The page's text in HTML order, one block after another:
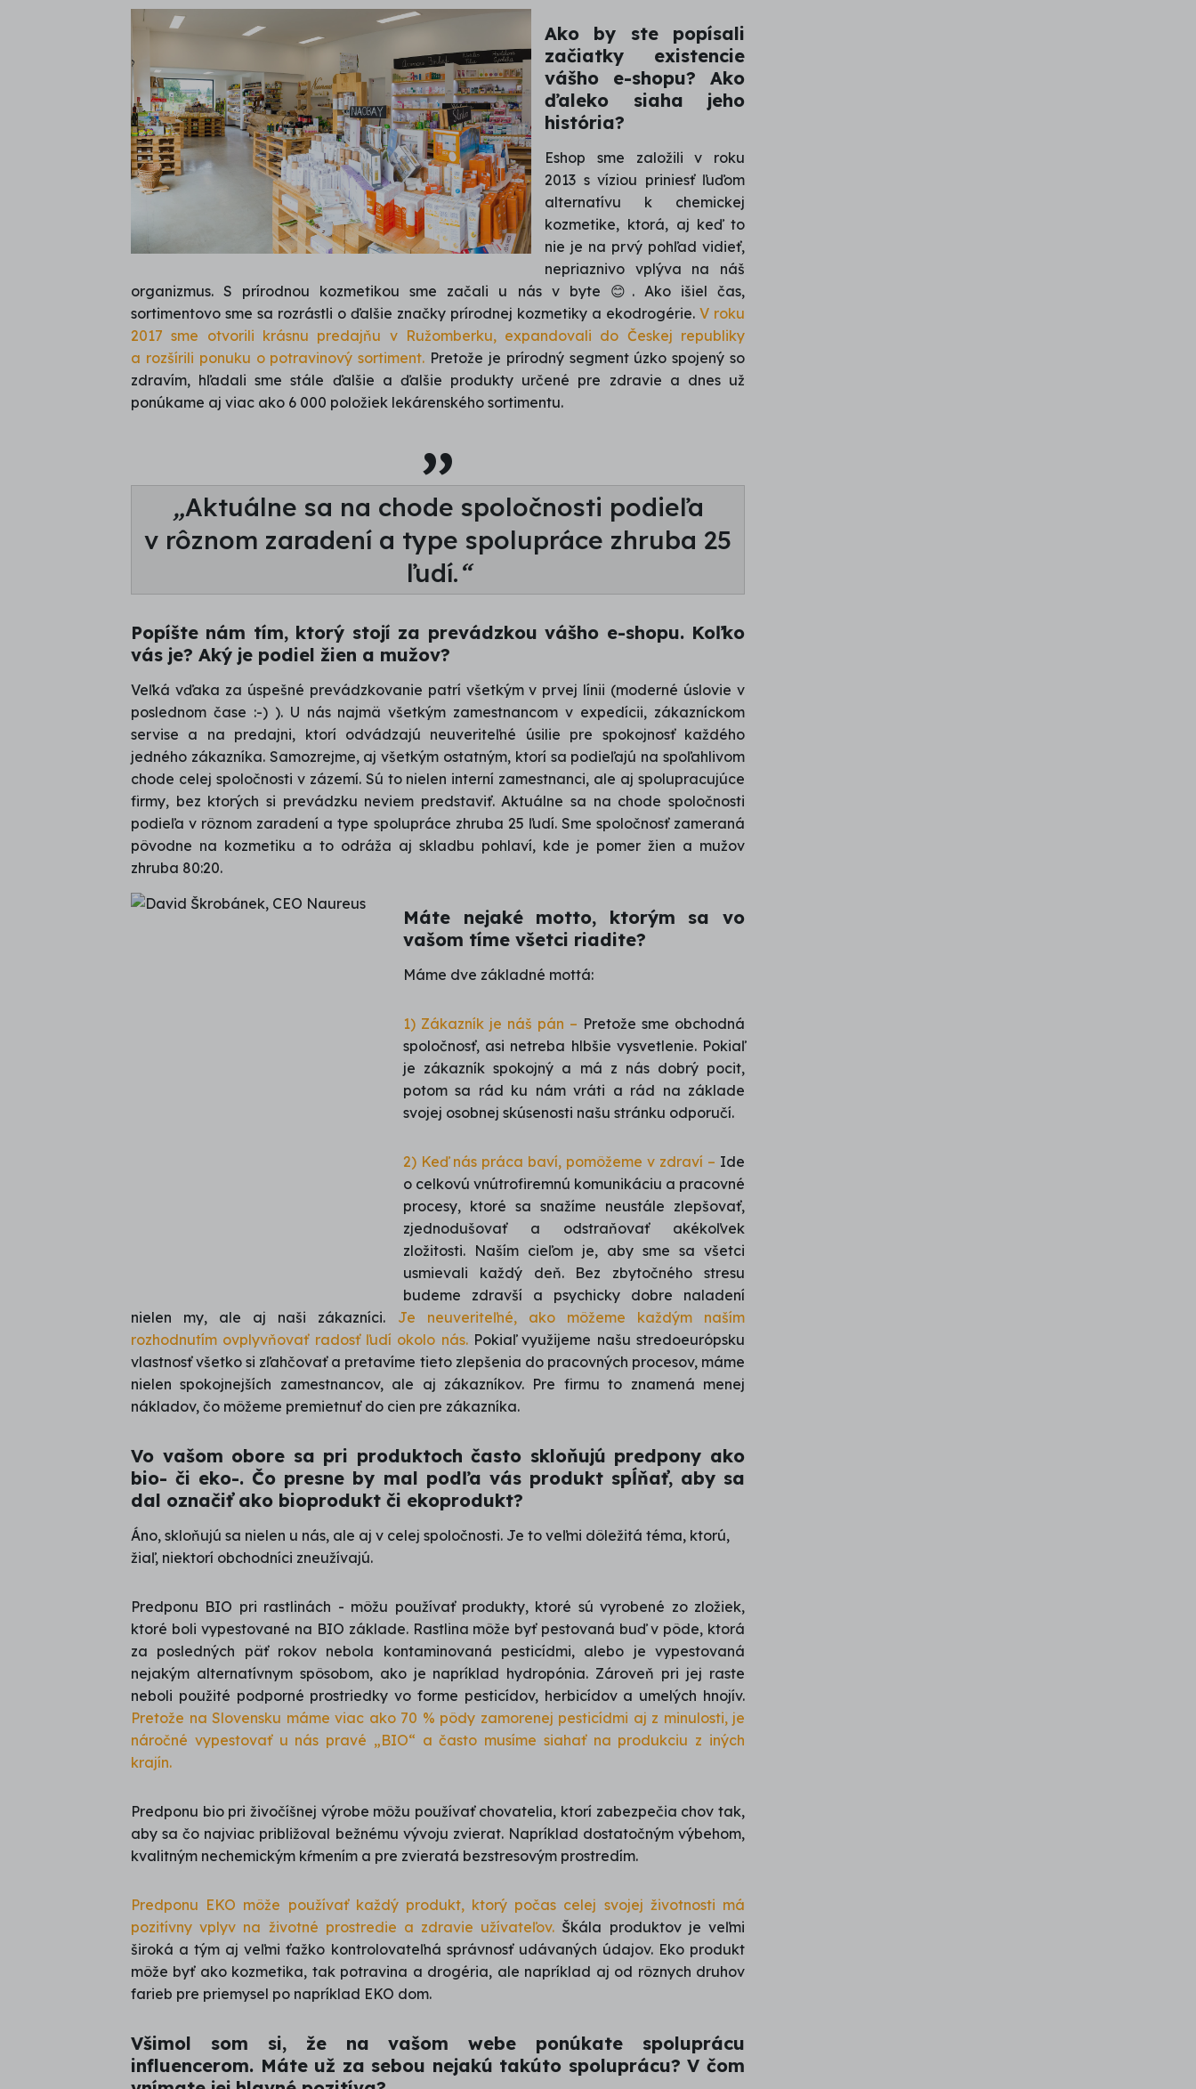
Ako by ste popísali
začiatky existencie
vášho e-shopu? Ako
ďaleko siaha jeho
história?
Eshop sme založili v roku
2013 s víziou priniesť ľuďom
alternatívu k chemickej
kozmetike, ktorá, aj keď to
nie je na prvý pohľad vidieť,
nepriaznivo vplýva na náš
organizmus. S prírodnou kozmetikou sme začali u nás v byte 😊. Ako išiel čas,
sortimentovo sme sa rozrástli o ďalšie značky prírodnej kozmetiky a ekodrogérie. V roku
2017 sme otvorili krásnu predajňu v Ružomberku, expandovali do Českej republiky
a rozšírili ponuku o potravinový sortiment. Pretože je prírodný segment úzko spojený so
zdravím, hľadali sme stále ďalšie a ďalšie produkty určené pre zdravie a dnes už
ponúkame aj viac ako 6 000 položiek lekárenského sortimentu.
„Aktuálne sa na chode spoločnosti podieľa
v rôznom zaradení a type spolupráce zhruba 25
ľudí.“
Popíšte nám tím, ktorý stojí za prevádzkou vášho e-shopu. Koľko
vás je? Aký je podiel žien a mužov?
Veľká vďaka za úspešné prevádzkovanie patrí všetkým v prvej línii (moderné úslovie v
poslednom čase :-) ). U nás najmä všetkým zamestnancom v expedícii, zákazníckom
servise a na predajni, ktorí odvádzajú neuveriteľné úsilie pre spokojnosť každého
jedného zákazníka. Samozrejme, aj všetkým ostatným, ktorí sa podieľajú na spoľahlivom
chode celej spoločnosti v zázemí. Sú to nielen interní zamestnanci, ale aj spolupracujúce
firmy, bez ktorých si prevádzku neviem predstaviť. Aktuálne sa na chode spoločnosti
podieľa v rôznom zaradení a type spolupráce zhruba 25 ľudí. Sme spoločnosť zameraná
pôvodne na kozmetiku a to odráža aj skladbu pohlaví, kde je pomer žien a mužov
zhruba 80:20.
Máte nejaké motto, ktorým sa vo
vašom tíme všetci riadite?
Máme dve základné mottá:
1) Zákazník je náš pán – Pretože sme obchodná
spoločnosť, asi netreba hlbšie vysvetlenie. Pokiaľ
je zákazník spokojný a má z nás dobrý pocit,
potom sa rád ku nám vráti a rád na základe
svojej osobnej skúsenosti našu stránku odporučí.
2) Keď nás práca baví, pomôžeme v zdraví – Ide
o celkovú vnútrofiremnú komunikáciu a pracovné
procesy, ktoré sa snažíme neustále zlepšovať,
zjednodušovať a odstraňovať akékoľvek
zložitosti. Naším cieľom je, aby sme sa všetci
usmievali každý deň. Bez zbytočného stresu
budeme zdravší a psychicky dobre naladení
nielen my, ale aj naši zákazníci. Je neuveriteľné, ako môžeme každým naším
rozhodnutím ovplyvňovať radosť ľudí okolo nás.Pokiaľ využijeme našu stredoeurópsku
vlastnosť všetko si zľahčovať a pretavíme tieto zlepšenia do pracovných procesov, máme
nielen spokojnejších zamestnancov, ale aj zákazníkov. Pre firmu to znamená menej
nákladov, čo môžeme premietnuť do cien pre zákazníka.
Vo vašom obore sa pri produktoch často skloňujú predpony ako
bio- či eko-. Čo presne by mal podľa vás produkt spĺňať, aby sa
dal označiť ako bioprodukt či ekoprodukt?
Áno, skloňujú sa nielen u nás, ale aj v celej spoločnosti. Je to veľmi dôležitá téma, ktorú,
žiaľ, niektorí obchodníci zneužívajú.
Predponu BIO pri rastlinách - môžu používať produkty, ktoré sú vyrobené zo zložiek,
ktoré boli vypestované na BIO základe. Rastlina môže byť pestovaná buď v pôde, ktorá
za posledných päť rokov nebola kontaminovaná pesticídmi, alebo je vypestovaná
nejakým alternatívnym spôsobom, ako je napríklad hydropónia. Zároveň pri jej raste
neboli použité podporné prostriedky vo forme pesticídov, herbicídov a umelých hnojív.
Pretože na Slovensku máme viac ako 70 % pôdy zamorenej pesticídmi aj z minulosti, je
náročné vypestovať u nás pravé „BIO“ a často musíme siahať na produkciu z iných
krajín.
Predponu bio pri živočíšnej výrobe môžu používať chovatelia, ktorí zabezpečia chov tak,
aby sa čo najviac približoval bežnému vývoju zvierat. Napríklad dostatočným výbehom,
kvalitným nechemickým kŕmením a pre zvieratá bezstresovým prostredím.
Predponu EKO môže používať každý produkt, ktorý počas celej svojej životnosti má
pozitívny vplyv na životné prostredie a zdravie užívateľov. Škála produktov je veľmi
široká a tým aj veľmi ťažko kontrolovateľná správnosť udávaných údajov. Eko produkt
môže byť ako kozmetika, tak potravina a drogéria, ale napríklad aj od rôznych druhov
farieb pre priemysel po napríklad EKO dom.
Všimol som si, že na vašom webe ponúkate spoluprácu
influencerom. Máte už za sebou nejakú takúto spoluprácu? V čom